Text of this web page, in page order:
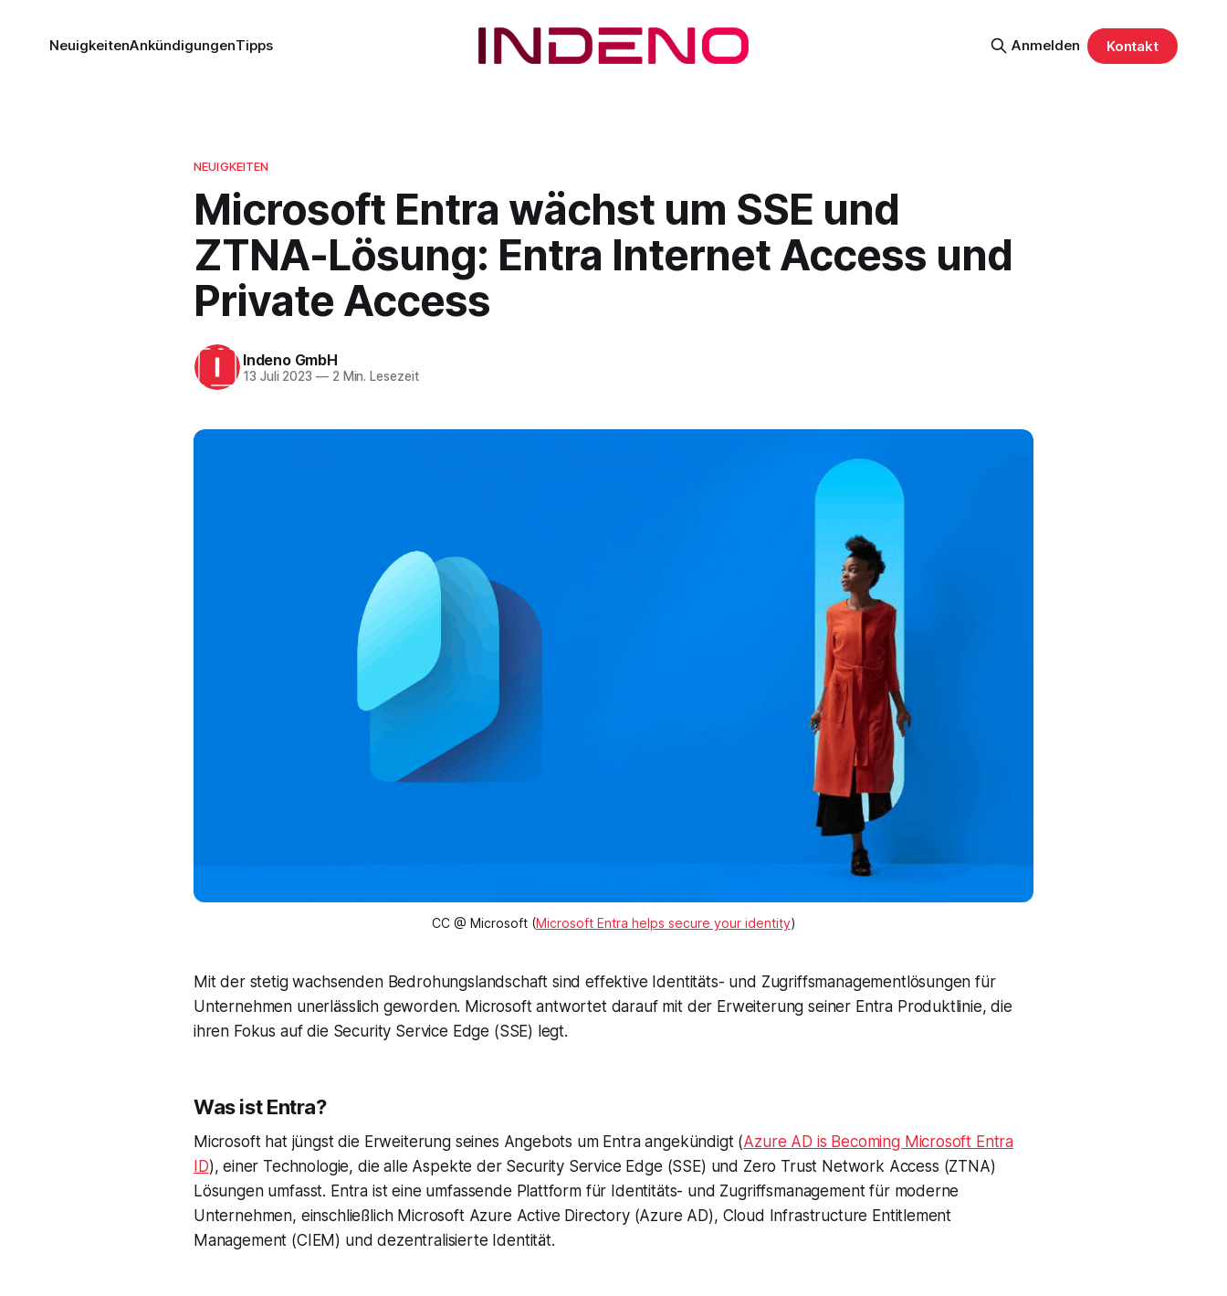
NeuigkeitenAnkündigungenTipps Anmelden Kontakt
NEUIGKEITEN
Microsoft Entra wächst um SSE und
ZTNA-Lösung: Entra Internet Access und
Private Access
Indeno GmbH
13 Juli 2023 —2 Min. Lesezeit
CC @ Microsoft (Microsoft Entra helps secure your identity)
Mit der stetig wachsenden Bedrohungslandschaft sind effektive Identitäts- und Zugriffsmanagementlösungen für
Unternehmen unerlässlich geworden. Microsoft antwortet darauf mit der Erweiterung seiner Entra Produktlinie, die
ihren Fokus auf die Security Service Edge (SSE) legt.
Was ist Entra?
Microsoft hat jüngst die Erweiterung seines Angebots um Entra angekündigt (Azure AD is Becoming Microsoft Entra
ID), einer Technologie, die alle Aspekte der Security Service Edge (SSE) und Zero Trust Network Access (ZTNA)
Lösungen umfasst. Entra ist eine umfassende Plattform für Identitäts- und Zugriffsmanagement für moderne
Unternehmen, einschließlich Microsoft Azure Active Directory (Azure AD), Cloud Infrastructure Entitlement
Management (CIEM) und dezentralisierte Identität.